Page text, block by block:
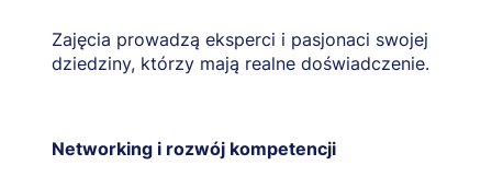
Zajęcia prowadzą eksperci i pasjonaci swojej
dziedziny, którzy mają realne doświadczenie.
Networking i rozwój kompetencji